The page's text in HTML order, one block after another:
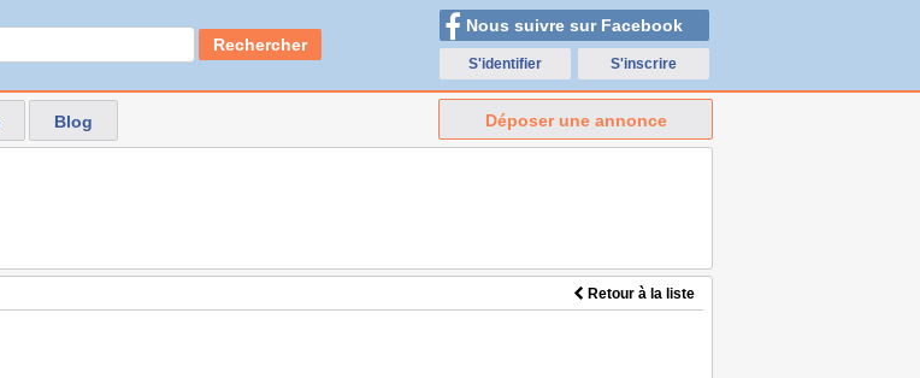
Rechercher
Nous suivre sur Facebook
S'identifier S'inscrire
Blog Déposer une annonce
Retour à la liste